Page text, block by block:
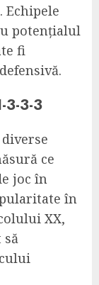
potențialul
fi
3-3-3
ce
joc în
în
XX,
să